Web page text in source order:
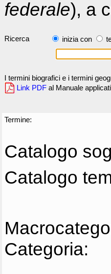
federale), a
Ricerca inizia con
I termini biografici e i termini
Link PDF al Manuale
Termine:
Catalogo
Catalogo
Categoria: